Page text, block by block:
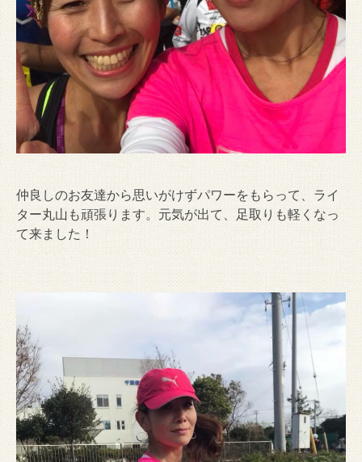
仲良しのお友達から思いがけずパワーをもらって、ライ
ター丸山も頑張ります。元気が出て、足取りも軽くなっ
て来ました！